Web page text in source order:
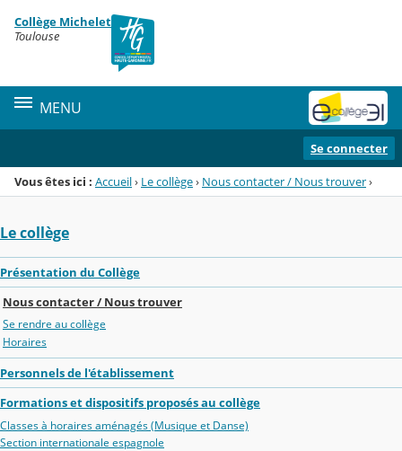
Menu de la rubrique
Contenu
Collège Michelet
Toulouse
MENU
Se connecter
Vous êtes ici : Accueil› Le collège› Nous contacter / Nous trouver›
Le collège
Présentation du Collège
Nous contacter / Nous trouver
Se rendre au collège
Horaires
Personnels de l'établissement
Formations et dispositifs proposés au collège
Classes à horaires aménagés (Musique et Danse)
Section internationale espagnole